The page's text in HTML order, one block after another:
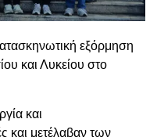
εξόρμηση
και Λυκείου στο
και
και μετέλαβαν των